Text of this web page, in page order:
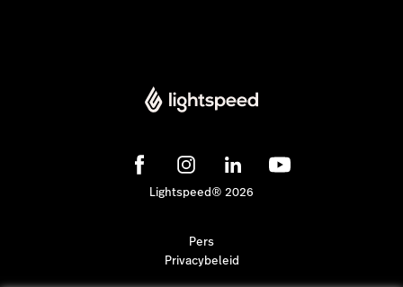
Lightspeed® 2026
Pers
Privacybeleid